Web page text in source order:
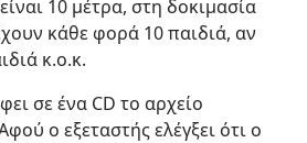
10 μέτρα, στη δοκιμασία
κάθε φορά 10 παιδιά, αν
κ.ο.κ.
σε ένα CD το αρχείο
ο εξεταστής ελέγξει ότι ο